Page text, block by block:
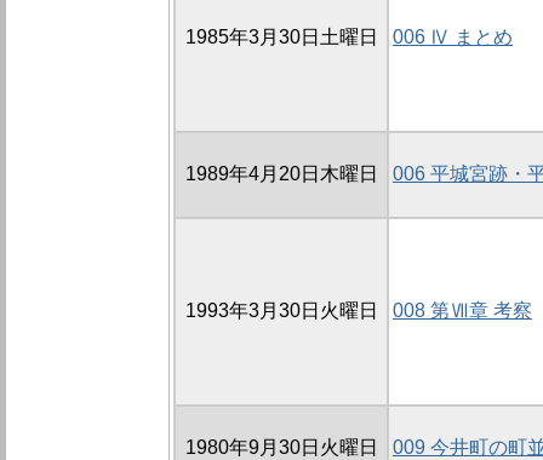
1985年3月30日土曜日 006 Ⅳ まとめ
1989年4月20日木曜日 006 平城宮跡・
1993年3月30日火曜日 008 第Ⅶ章 考察
1980年9月30日火曜日 009 今井町の町